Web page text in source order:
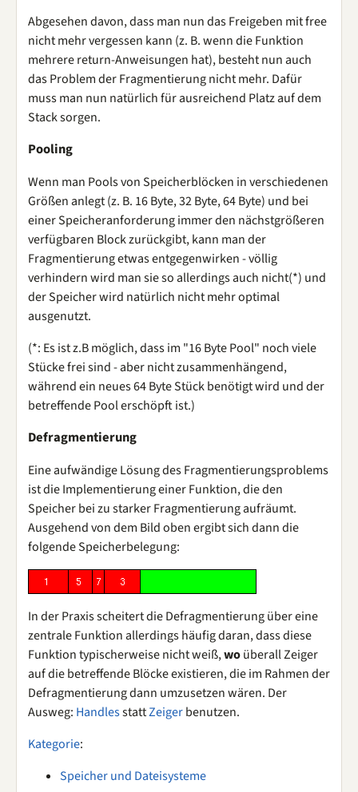
Abgesehen davon, dass man nun das Freigeben mit free
nicht mehr vergessen kann (z. B. wenn die Funktion
mehrere return-Anweisungen hat), besteht nun auch
das Problem der Fragmentierung nicht mehr. Dafür
muss man nun natürlich für ausreichend Platz auf dem
Stack sorgen.
Pooling
Wenn man Pools von Speicherblöcken in verschiedenen
Größen anlegt (z. B. 16 Byte, 32 Byte, 64 Byte) und bei
einer Speicheranforderung immer den nächstgrößeren
verfügbaren Block zurückgibt, kann man der
Fragmentierung etwas entgegenwirken - völlig
verhindern wird man sie so allerdings auch nicht(*) und
der Speicher wird natürlich nicht mehr optimal
ausgenutzt.
(*: Es ist z.B möglich, dass im "16 Byte Pool" noch viele
Stücke frei sind - aber nicht zusammenhängend,
während ein neues 64 Byte Stück benötigt wird und der
betreffende Pool erschöpft ist.)
Defragmentierung
Eine aufwändige Lösung des Fragmentierungsproblems
ist die Implementierung einer Funktion, die den
Speicher bei zu starker Fragmentierung aufräumt.
Ausgehend von dem Bild oben ergibt sich dann die
folgende Speicherbelegung:
In der Praxis scheitert die Defragmentierung über eine
zentrale Funktion allerdings häufig daran, dass diese
Funktion typischerweise nicht weiß,woüberall Zeiger
auf die betreffende Blöcke existieren, die im Rahmen der
Defragmentierung dann umzusetzen wären. Der
Ausweg: HandlesstattZeigerbenutzen.
Kategorie:
Speicher und Dateisysteme